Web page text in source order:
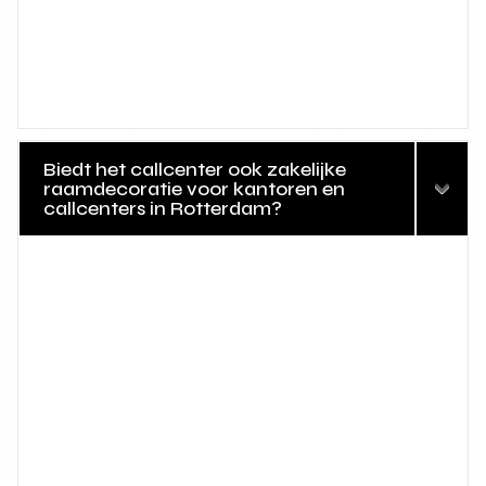
Biedt het callcenter ook zakelijke
raamdecoratie voor kantoren en
callcenters in Rotterdam?